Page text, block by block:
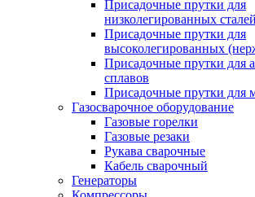
Присадочные прутки для
низколегированных
Присадочные прутки для
высоколегированных
Присадочные прутки для
сплавов
Присадочные прутки для
Газосварочное оборудование
Газовые горелки
Газовые резаки
Рукава сварочные
Кабель сварочный
Генераторы